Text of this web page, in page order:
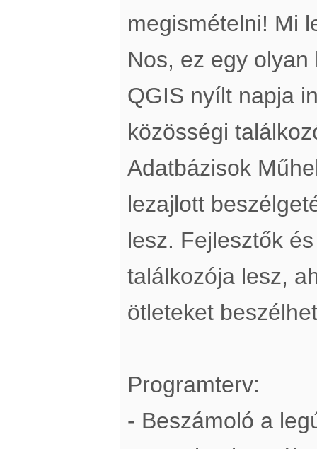
megismételni! Mi
Nos, ez egy
QGIS nyílt napja
közösségi
Adatbázisok
lezajlott
lesz. Fejlesztők
találkozója lesz,
ötleteket
Programterv:
- Beszámoló a